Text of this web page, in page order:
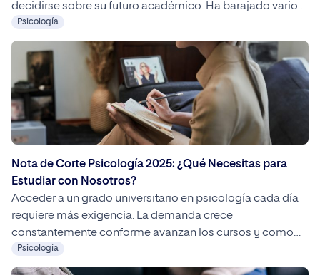
decidirse sobre su futuro académico. Ha barajado varios
estudios relacionados con las Ciencias de la Salud, pero
la extensa oferta de grados diferentes le supone más un
problema que una ayuda. Para tener más claro lo que
quiere hacer, […]
Psicología
Nota de Corte Psicología 2025: ¿Qué Necesitas para
Estudiar con Nosotros?
Acceder a un grado universitario en psicología cada día
requiere más exigencia. La demanda crece
constantemente conforme avanzan los cursos y como
consecuencia, su nota de corte se ve afectada. Lee aquí
todo lo que necesitas saber para estudiar el Grado en
Psicología